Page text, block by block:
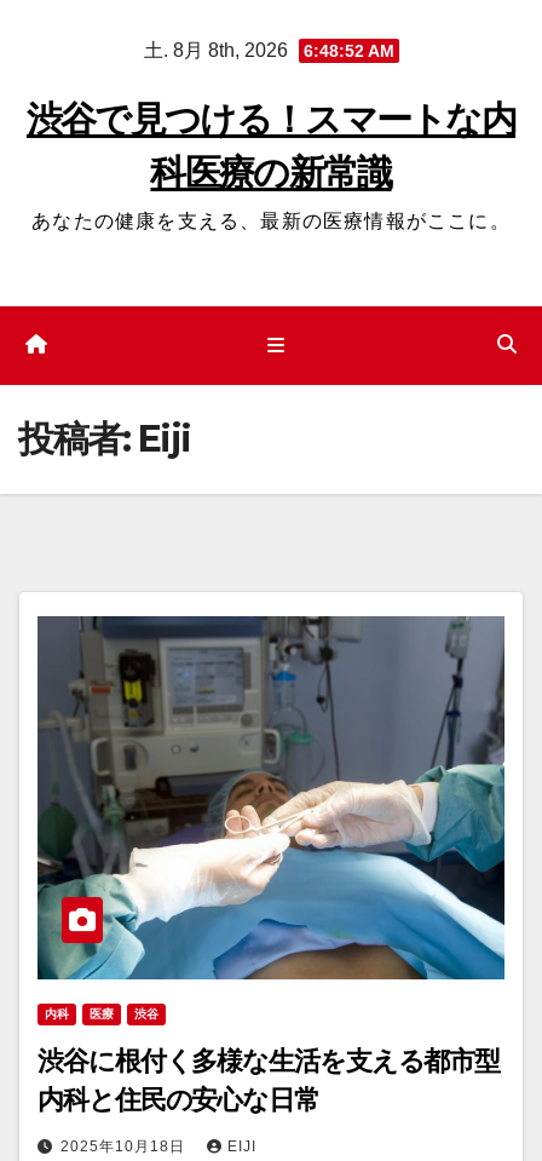
ッ
土. 8月 8th, 2026 6:48:53 AM
渋谷で見つける！スマートな内
科医療の新常識
あなたの健康を支える、最新の医療情報がここに。
投稿者: Eiji
内科 医療 渋谷
渋谷に根付く多様な生活を支える都市型
内科と住民の安心な日常
2025年10月18日 EIJI